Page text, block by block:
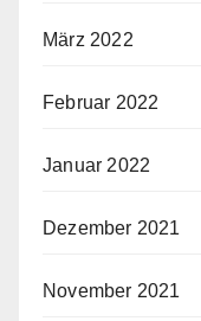
März 2022
Februar 2022
Januar 2022
Dezember 2021
November 2021